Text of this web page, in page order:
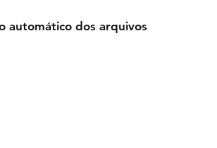
automático dos arquivos